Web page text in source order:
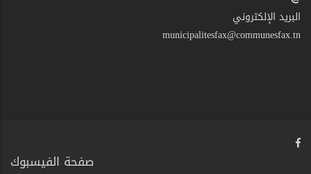
البريد الإلكتروني
municipalitesfax@communesfax.tn
صفحة الفيسبوك